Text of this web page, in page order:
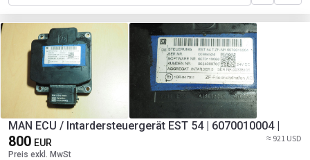
MAN ECU / Intardersteuergerät EST 54 | 6070010004 |
800 EUR
Preis exkl. MwSt
≈ 921 USD